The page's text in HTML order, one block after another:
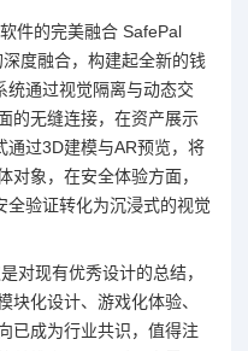
件的完美融合 SafePal
度融合，构建起全新的钱
统通过视觉隔离与动态交
的无缝连接，在资产展示
通过3D建模与AR预览，将
对象，在安全体验方面，
全验证转化为沉浸式的视觉
对现有优秀设计的总结，
块化设计、游戏化体验、
已成为行业共识，值得注